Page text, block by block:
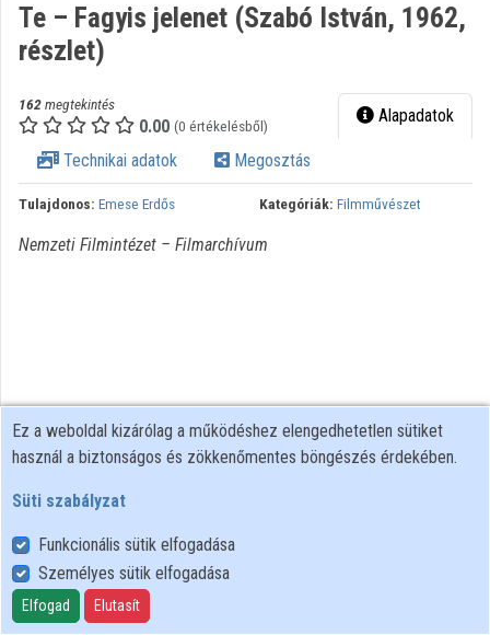
Közreműködők
Te – Fagyis jelenet (Szabó István, 1962,
részlet)
162megtekintés
0.00 (0 értékelésből) Alapadatok
Technikai adatok Megosztás
Tulajdonos: Emese Erdős Kategóriák: Filmművészet
Nemzeti Filmintézet – Filmarchívum
Felhasználói szabályzat
Adatkezelési tájékoztató
Süti szabályzat
Ez a weboldal kizárólag a működéshez elengedhetetlen sütiket
használ a biztonságos és zökkenőmentes böngészés érdekében.
Süti szabályzat
Funkcionális sütik elfogadása
Személyes sütik elfogadása
Elfogad Elutasít